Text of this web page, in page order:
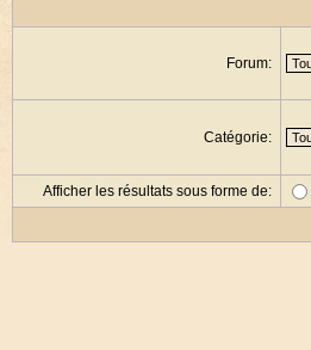
Forum:
Catégorie:
Afficher les résultats sous forme de: